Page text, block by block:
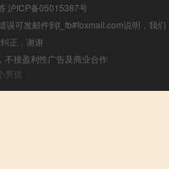
沪ICP备05015387号
误可发邮件到f_fb#foxmail.com说明，我们
正，谢谢
不接盈利性广告及商业合作
男孩